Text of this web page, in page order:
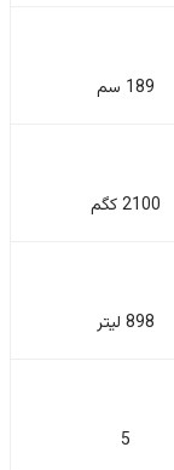
189 سم
2100 کگم
898 لیتر
5